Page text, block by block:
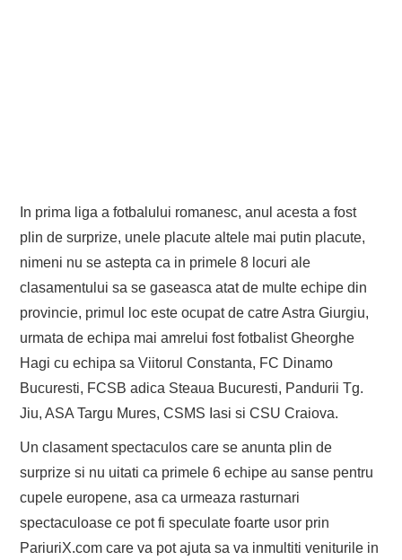
In prima liga a fotbalului romanesc, anul acesta a fost
plin de surprize, unele placute altele mai putin placute,
nimeni nu se astepta ca in primele 8 locuri ale
clasamentului sa se gaseasca atat de multe echipe din
provincie, primul loc este ocupat de catre Astra Giurgiu,
urmata de echipa mai amrelui fost fotbalist Gheorghe
Hagi cu echipa sa Viitorul Constanta, FC Dinamo
Bucuresti, FCSB adica Steaua Bucuresti, Pandurii Tg.
Jiu, ASA Targu Mures, CSMS Iasi si CSU Craiova.
Un clasament spectaculos care se anunta plin de
surprize si nu uitati ca primele 6 echipe au sanse pentru
cupele europene, asa ca urmeaza rasturnari
spectaculoase ce pot fi speculate foarte usor prin
PariuriX.com care va pot ajuta sa va inmultiti veniturile in